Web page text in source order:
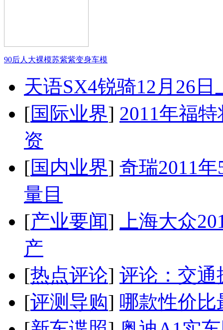
90后人大裸模苏紫紫变身车模
天语SX4锐骑12月26
[国际业界] 2011年福
资
[国内业界] 奇瑞2011
量目
[产业要闻]
上海大众
产
[热点评论] 评论：交通
[评测导购] 哪款性价比